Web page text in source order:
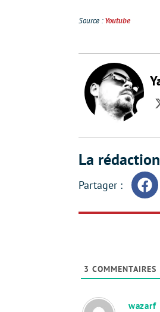
Source :Youtube
La
3 COMMENTAIRES
wazarf